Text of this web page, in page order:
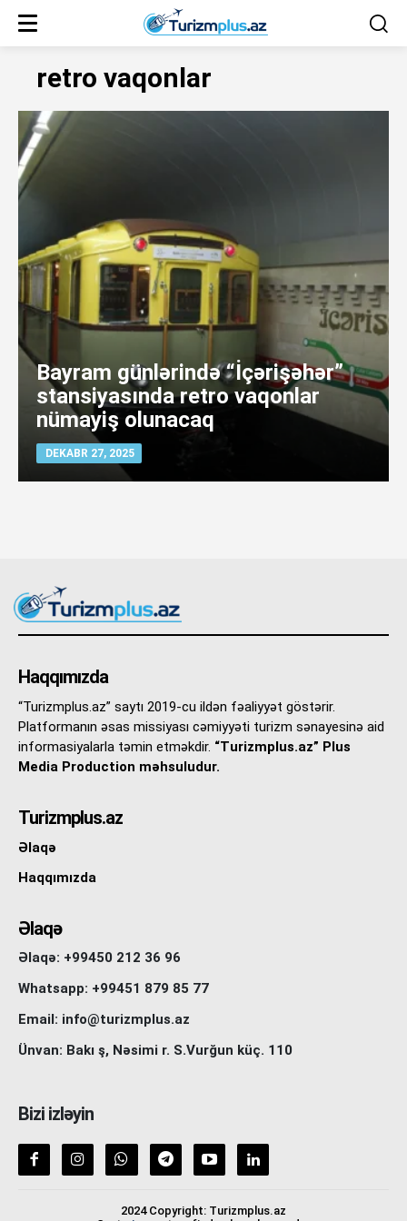
retro vaqonlar
Bayram günlərində “İçərişəhər”
stansiyasında retro vaqonlar
nümayiş olunacaq
DEKABR 27, 2025
Haqqımızda
“Turizmplus.az” saytı 2019-cu ildən fəaliyyət göstərir.
Platformanın əsas missiyası cəmiyyəti turizm sənayesinə aid
informasiyalarla təmin etməkdir. “Turizmplus.az” Plus
Media Production məhsuludur.
Turizmplus.az
Əlaqə
Haqqımızda
Əlaqə
Əlaqə: +99450 212 36 96
Whatsapp: +99451 879 85 77
Email: info@turizmplus.az
Ünvan: Bakı ş, Nəsimi r. S.Vurğun küç. 110
Bizi izləyin
2024 Copyright: Turizmplus.az